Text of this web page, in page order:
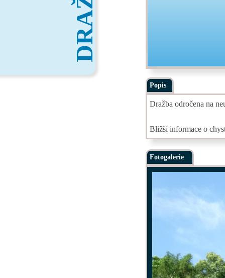
Popis
Dražba odročena na
Bližší informace o
Fotogalerie